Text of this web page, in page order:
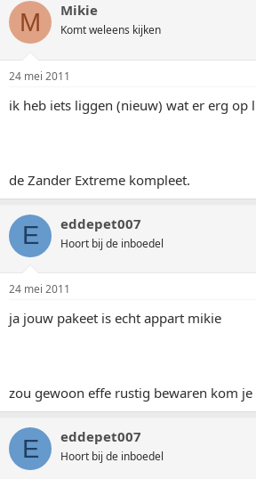
M Mikie
Komt weleens kijken
24 mei 2011
ik heb iets liggen (nieuw) wat er erg op
de Zander Extreme kompleet.
E eddepet007
Hoort bij de inboedel
24 mei 2011
ja jouw pakeet is echt appart mikie
zou gewoon effe rustig bewaren kom je
E eddepet007
Hoort bij de inboedel